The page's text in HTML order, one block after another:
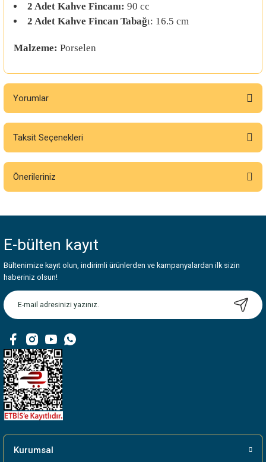
2 Adet Kahve Fincanı: 90 cc
2 Adet Kahve Fincan Tabağı: 16.5 cm
Malzeme: Porselen
Yorumlar
Bu ürüne ilk yorumu siz yapın!
Taksit Seçenekleri
Önerileriniz
Görüş ve önerileriniz için teşekkür ederiz.
Ürün resmi kalitesiz, bozuk veya görüntülenemiyor.
Ürün açıklamasında eksik bilgiler bulunuyor.
Ürün bilgilerinde hatalar bulunuyor.
Bu ürüne benzer farklı alternatifler olmalı.
E-bülten kayıt
Bültenimize kayıt olun, indirimli ürünlerden ve kampanyalardan ilk sizin
haberiniz olsun!
Kurumsal